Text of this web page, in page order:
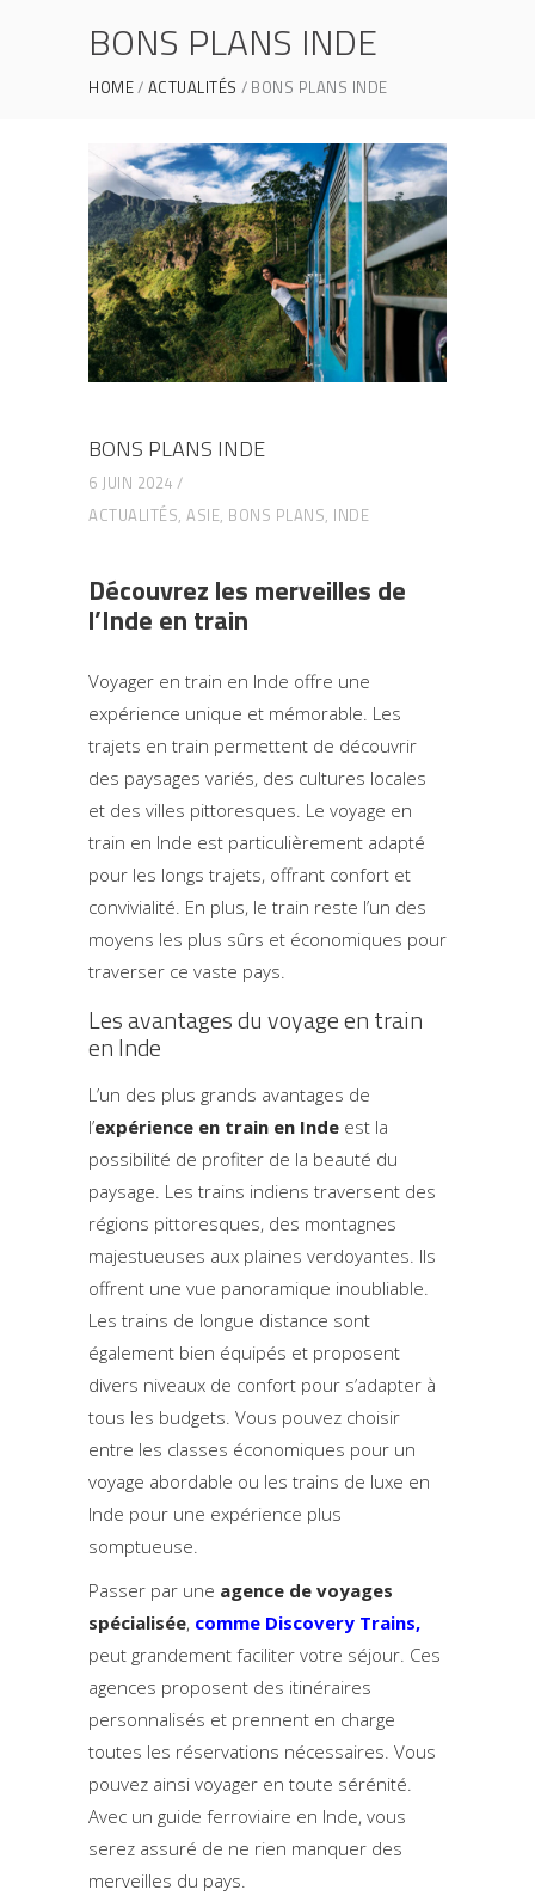
BONS PLANS INDE
HOME ACTUALITÉS BONS PLANS INDE
BONS PLANS INDE
6 JUIN 2024
ACTUALITÉS, ASIE, BONS PLANS, INDE
Découvrez les merveilles de
l’Inde en train
Voyager en train en Inde offre une
expérience unique et mémorable. Les
trajets en train permettent de découvrir
des paysages variés, des cultures locales
et des villes pittoresques. Le voyage en
train en Inde est particulièrement adapté
pour les longs trajets, offrant confort et
convivialité. En plus, le train reste l’un des
moyens les plus sûrs et économiques pour
traverser ce vaste pays.
Les avantages du voyage en train
en Inde
L’un des plus grands avantages de
l’expérience en train en Inde est la
possibilité de profiter de la beauté du
paysage. Les trains indiens traversent des
régions pittoresques, des montagnes
majestueuses aux plaines verdoyantes. Ils
offrent une vue panoramique inoubliable.
Les trains de longue distance sont
également bien équipés et proposent
divers niveaux de confort pour s’adapter à
tous les budgets. Vous pouvez choisir
entre les classes économiques pour un
voyage abordable ou les trains de luxe en
Inde pour une expérience plus
somptueuse.
Passer par une agence de voyages
spécialisée, comme Discovery Trains,
peut grandement faciliter votre séjour. Ces
agences proposent des itinéraires
personnalisés et prennent en charge
toutes les réservations nécessaires. Vous
pouvez ainsi voyager en toute sérénité.
Avec un guide ferroviaire en Inde, vous
serez assuré de ne rien manquer des
merveilles du pays.